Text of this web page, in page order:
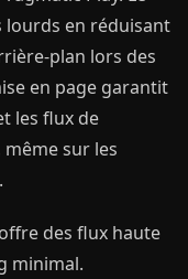
lourds en réduisant
plan lors des
en page garantit
les flux de
sur les
des flux haute
minimal.